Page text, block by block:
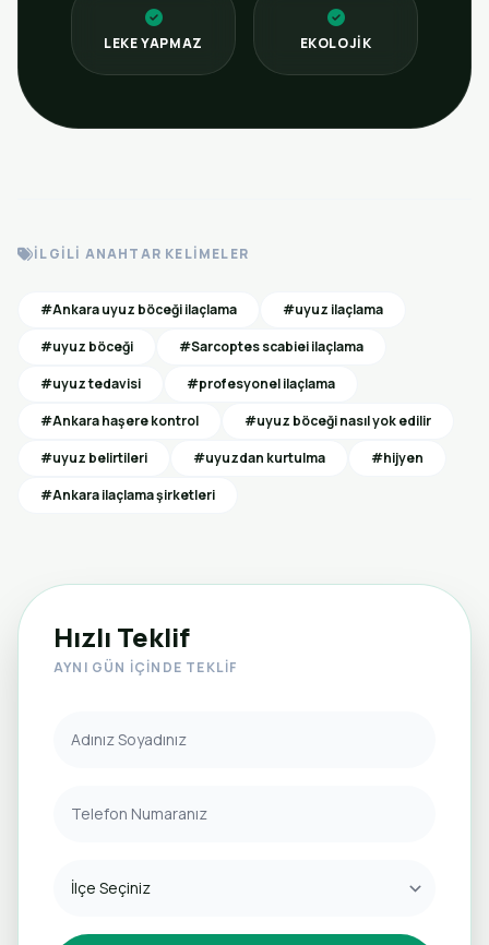
LEKE YAPMAZ EKOLOJIK
İLGILI ANAHTAR KELIMELER
#Ankara uyuz böceği ilaçlama
#uyuz ilaçlama
#uyuz böceği
#Sarcoptes scabiei ilaçlama
#uyuz tedavisi
#profesyonel ilaçlama
#Ankara haşere kontrol
#uyuz böceği nasıl yok edilir
#uyuz belirtileri
#uyuzdan kurtulma
#hijyen
#Ankara ilaçlama şirketleri
Hızlı Teklif
AYNI GÜN İÇINDE TEKLIF